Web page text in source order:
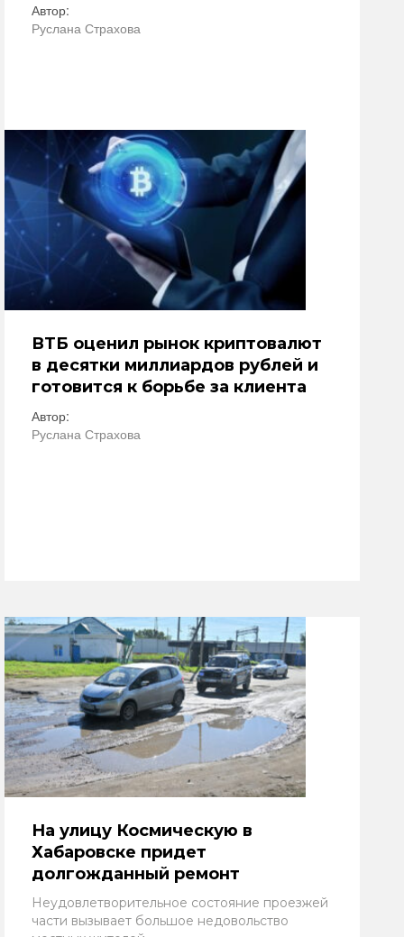
Автор:
Руслана Страхова
ВТБ оценил рынок криптовалют
в десятки миллиардов рублей и
готовится к борьбе за клиента
Автор:
Руслана Страхова
На улицу Космическую в
Хабаровске придет
долгожданный ремонт
Неудовлетворительное состояние проезжей
части вызывает большое недовольство